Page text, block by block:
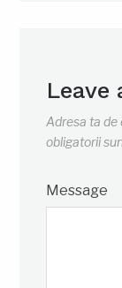
Leave
Adresa ta de
obligatorii
Message